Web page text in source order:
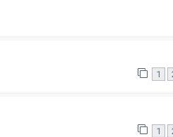
1
1